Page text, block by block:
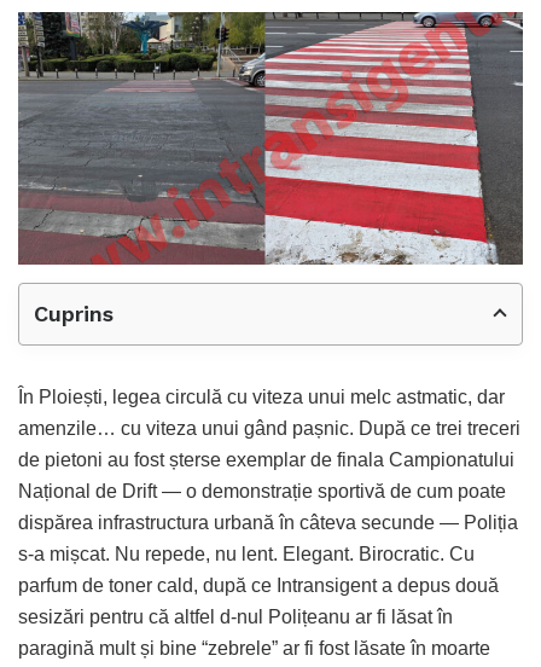
Cuprins
În Ploiești, legea circulă cu viteza unui melc astmatic, dar
amenzile… cu viteza unui gând pașnic. După ce trei treceri
de pietoni au fost șterse exemplar de finala Campionatului
Național de Drift — o demonstrație sportivă de cum poate
dispărea infrastructura urbană în câteva secunde — Poliția
s-a mișcat. Nu repede, nu lent. Elegant. Birocratic. Cu
parfum de toner cald, după ce Intransigent a depus două
sesizări pentru că altfel d-nul Polițeanu ar fi lăsat în
paragină mult și bine “zebrele” ar fi fost lăsate în moarte